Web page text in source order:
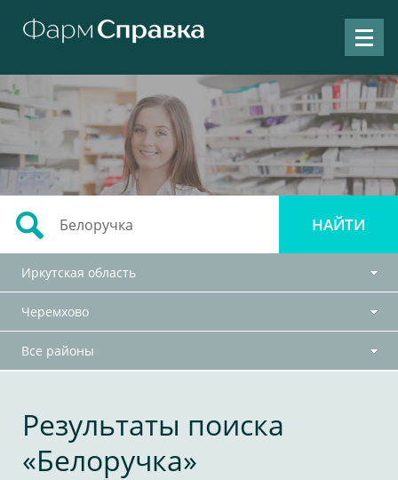
Иркутская область
Черемхово
Все районы
Результаты поиска
«Белоручка»